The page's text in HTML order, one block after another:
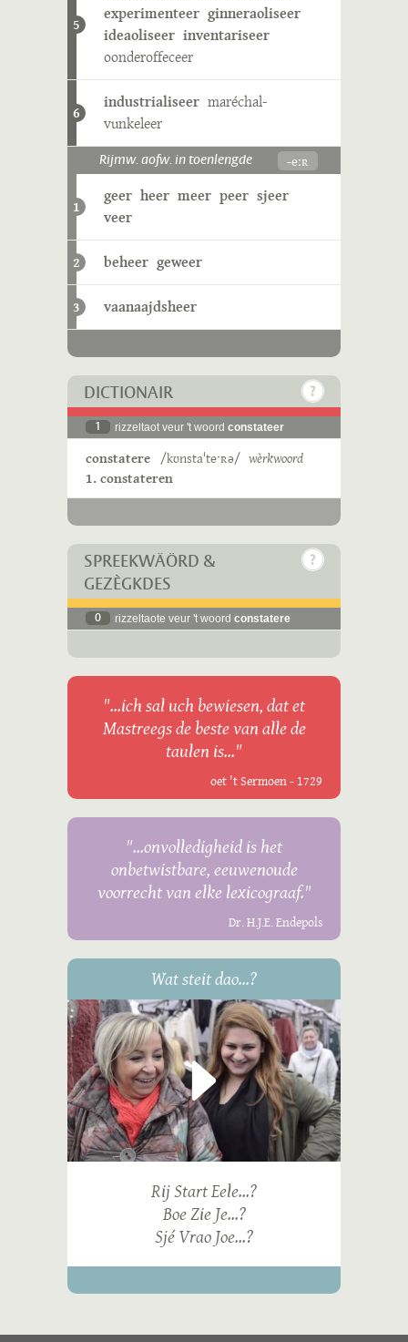
5
experimenteer ginneraoliseer
ideaoliseer inventariseer
oonderoffeceer
6
industrialiseer maréchal-
vunkeleer
Rijmw. aofw. in toenlengde -eːʀ
1
geer heer meer peer sjeer
veer
2 beheer geweer
3 vaanaajdsheer
DICTIONAIR
1 rizzeltaot veur 't woord constateer
constatere /kʊnstaˈteˑʀə/ wèrkwoord
1. constateren
SPREEKWÄÖRD &
GEZÈGKDES
0 rizzeltaote veur 't woord constatere
"...ich sal uch bewiesen, dat et
Mastreegs de beste van alle de
taulen is..."
oet 't Sermoen - 1729
"...onvolledigheid is het
onbetwistbare, eeuwenoude
voorrecht van elke lexicograaf."
Dr. H.J.E. Endepols
Wat steit dao...?
Rij Start Eele...?
Boe Zie Je...?
Sjé Vrao Joe...?